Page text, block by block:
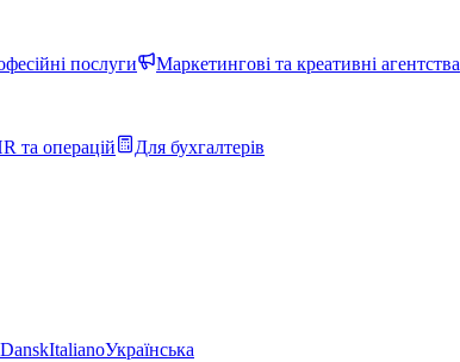
послуги Маркетингові та креативні агентства
та операцій Для бухгалтерів
DanskItalianoУкраїнська